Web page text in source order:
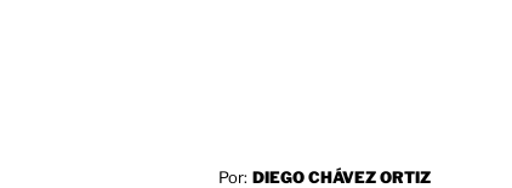
Por: DIEGO CHÁVEZ ORTIZ